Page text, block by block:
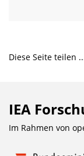
Diese Seite teilen
IEA
Im Rahmen von